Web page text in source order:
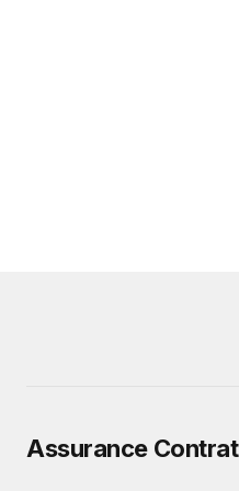
Assurance Contrat